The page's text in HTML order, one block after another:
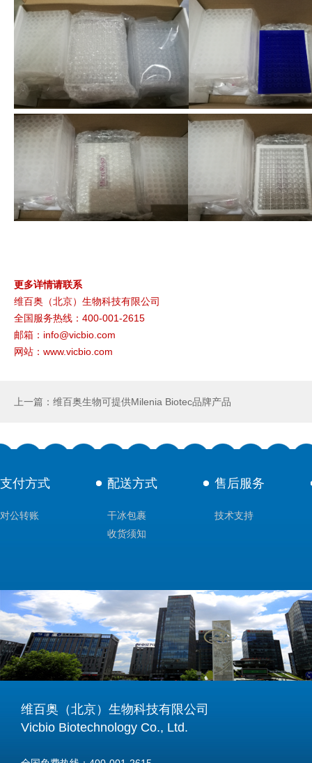
更多详情请联系
维百奥（北京）生物科技有限公司
全国服务热线：400-001-2615
邮箱：info@vicbio.com
网站：www.vicbio.com
上一篇：维百奥生物可提供Milenia Biotec品牌产品
支付方式
对公转账
配送方式
干冰包裹
收货须知
售后服务
技术支持
维百奥（北京）生物科技有限公司
Vicbio Biotechnology Co., Ltd.